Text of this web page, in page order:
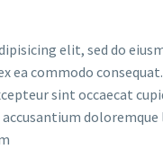
elit, sed do
ea commodo
sint occaecat